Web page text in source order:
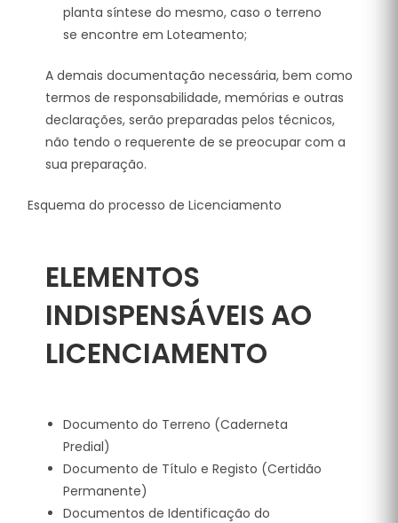
planta síntese do mesmo, caso o terreno
se encontre em Loteamento;
A demais documentação necessária, bem como
termos de responsabilidade, memórias e outras
declarações, serão preparadas pelos técnicos,
não tendo o requerente de se preocupar com a
sua preparação.
Esquema do processo de Licenciamento
ELEMENTOS
INDISPENSÁVEIS AO
LICENCIAMENTO
Documento do Terreno (Caderneta
Predial)
Documento de Título e Registo (Certidão
Permanente)
Documentos de Identificação do